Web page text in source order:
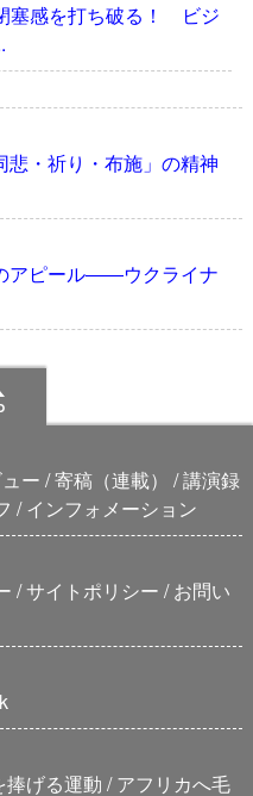
塞感を打ち破る！ ビジ
・祈り・布施」の精神
アピール――ウクライナ
ー 寄稿（連載）
講演録
インフォメーション
サイトポリシー
お問い
捧げる運動 アフリカへ毛